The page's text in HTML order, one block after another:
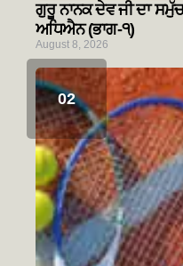
ਗੁਰੂ ਨਾਨਕ ਦੇਵ ਜੀ ਦਾ
ਅਧਿਐਨ (ਭਾਗ-੧)
August 8, 2026